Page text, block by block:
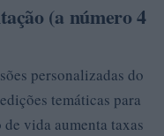
(a número 4
personalizadas do
temáticas para
vida aumenta taxas